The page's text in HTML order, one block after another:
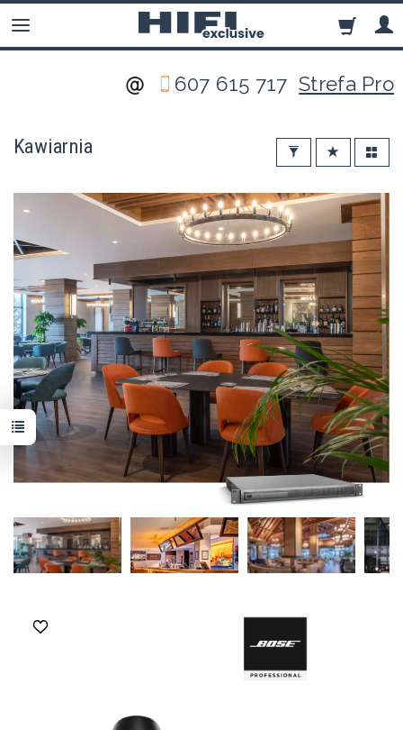
607 615 717Strefa Pro
Kawiarnia